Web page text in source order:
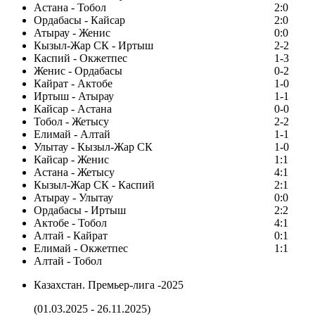
Астана - Тобол
2:0
Ордабасы - Кайсар
2:0
Атырау - Женис
0:0
Кызыл-Жар СК - Иртыш
2-2
Каспий - Окжетпес
1-3
Женис - Ордабасы
0-2
Кайрат - Актобе
1-0
Иртыш - Атырау
1-1
Кайсар - Астана
0-0
Тобол - Жетысу
2-2
Елимай - Алтай
1-1
Улытау - Кызыл-Жар СК
1-0
Кайсар - Женис
1:1
Астана - Жетысу
4:1
Кызыл-Жар СК - Каспий
2:1
Атырау - Улытау
0:0
Ордабасы - Иртыш
2:2
Актобе - Тобол
4:1
Алтай - Кайрат
0:1
Елимай - Окжетпес
1:1
Алтай - Тобол
Казахстан. Премьер-лига -2025
(01.03.2025 - 26.11.2025)